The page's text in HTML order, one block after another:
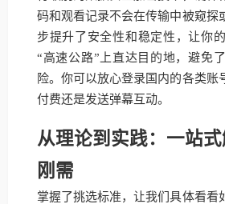
码和观看记录不会在传输中被窥探
步提升了安全性和稳定性，让你
“高速公路”上直达目的地，避免
险。你可以放心登录国内的各类账
付费还是发送弹幕互动。
从理论到实践：一站
刚需
掌握了挑选标准，让我们具体看看